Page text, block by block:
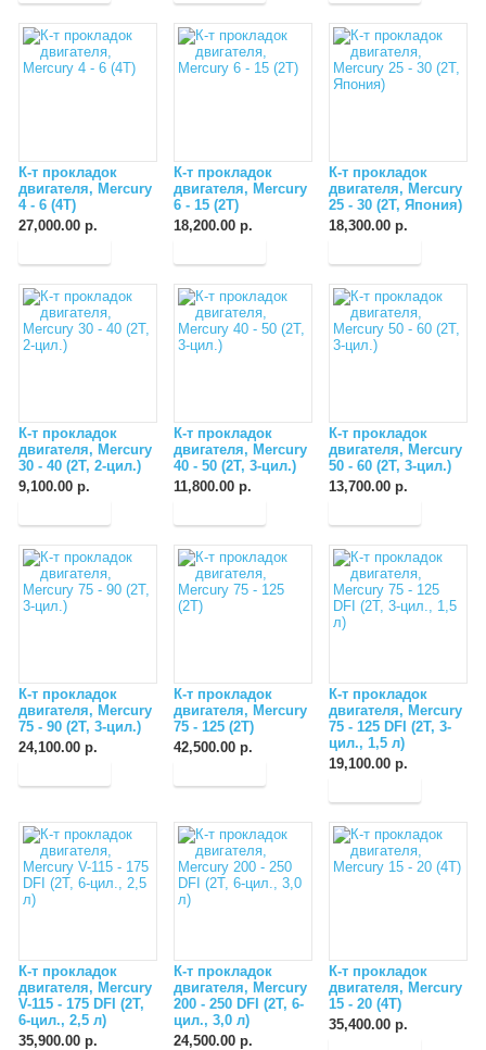
К-т прокладок
двигателя, Mercury
4 - 6 (4T)
27,000.00 р.
К-т прокладок
двигателя, Mercury
6 - 15 (2T)
18,200.00 р.
К-т прокладок
двигателя, Mercury
25 - 30 (2T, Япония)
18,300.00 р.
К-т прокладок
двигателя, Mercury
30 - 40 (2T, 2-цил.)
9,100.00 р.
К-т прокладок
двигателя, Mercury
40 - 50 (2T, 3-цил.)
11,800.00 р.
К-т прокладок
двигателя, Mercury
50 - 60 (2T, 3-цил.)
13,700.00 р.
К-т прокладок
двигателя, Mercury
75 - 90 (2T, 3-цил.)
24,100.00 р.
К-т прокладок
двигателя, Mercury
75 - 125 (2T)
42,500.00 р.
К-т прокладок
двигателя, Mercury
75 - 125 DFI (2T, 3-
цил., 1,5 л)
19,100.00 р.
К-т прокладок
двигателя, Mercury
V-115 - 175 DFI (2T,
6-цил., 2,5 л)
35,900.00 р.
К-т прокладок
двигателя, Mercury
200 - 250 DFI (2T, 6-
цил., 3,0 л)
24,500.00 р.
К-т прокладок
двигателя, Mercury
15 - 20 (4T)
35,400.00 р.